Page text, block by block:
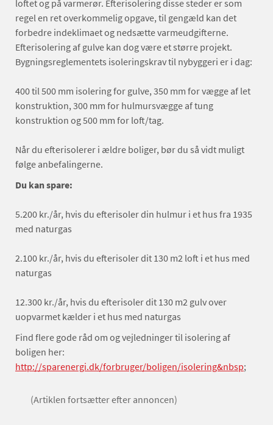
loftet og på varmerør. Efterisolering disse steder er som
regel en ret overkommelig opgave, til gengæld kan det
forbedre indeklimaet og nedsætte varmeudgifterne.
Efterisolering af gulve kan dog være et større projekt.
Bygningsreglementets isoleringskrav til nybyggeri er i dag:
400 til 500 mm isolering for gulve, 350 mm for vægge af let
konstruktion, 300 mm for hulmursvægge af tung
konstruktion og 500 mm for loft/tag.
Når du efterisolerer i ældre boliger, bør du så vidt muligt
følge anbefalingerne.
Du kan spare:
5.200 kr./år, hvis du efterisoler din hulmur i et hus fra 1935
med naturgas
2.100 kr./år, hvis du efterisoler dit 130 m2 loft i et hus med
naturgas
12.300 kr./år, hvis du efterisoler dit 130 m2 gulv over
uopvarmet kælder i et hus med naturgas
Find flere gode råd om og vejledninger til isolering af
boligen her:
http://sparenergi.dk/forbruger/boligen/isolering&nbsp;
(Artiklen fortsætter efter annoncen)